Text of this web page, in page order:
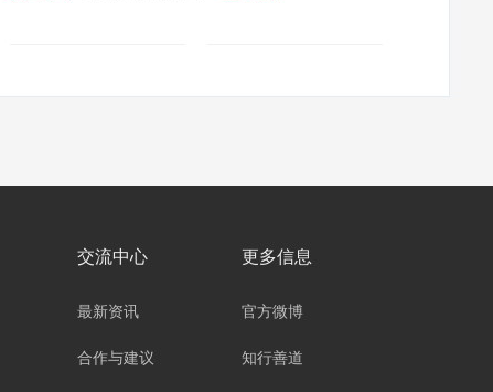
交流中心
最新资讯
合作与建议
更多信息
官方微博
知行善道